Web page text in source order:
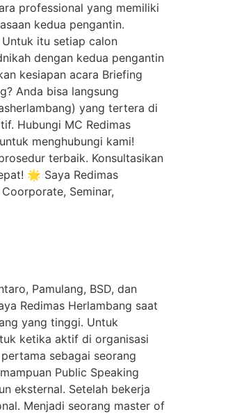
professional yang memiliki
kedua pengantin.
itu setiap calon
dengan kedua pengantin
kesiapan acara Briefing
Anda bisa langsung
yang tertera di
Hubungi MC Redimas
menghubungi kami!
terbaik. Konsultasikan
🌟 Saya Redimas
Seminar,
Pamulang, BSD, dan
Redimas Herlambang saat
yang tinggi. Untuk
ketika aktif di organisasi
sebagai seorang
Public Speaking
eksternal. Setelah bekerja
Menjadi seorang master of